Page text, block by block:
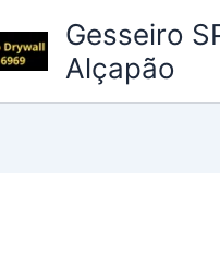
Gesseiro
Alçapão